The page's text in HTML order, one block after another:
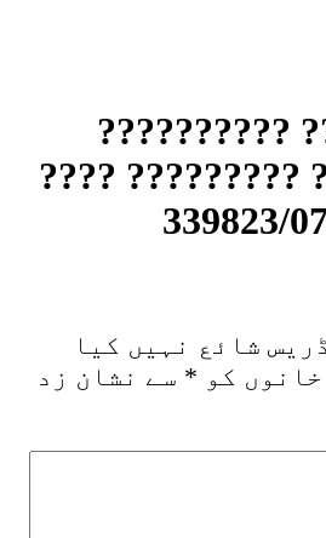
48??????????
??????? ????
شائع نہیں کیا
کو * سے نشان زد